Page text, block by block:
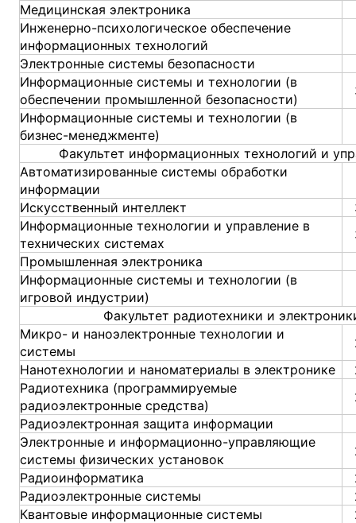
Медицинская электроника
Инженерно-психологическое обеспечение
информационных технологий
Электронные системы безопасности
Информационные системы и технологии (в
обеспечении промышленной безопасности)
Информационные системы и технологии (в
бизнес-менеджменте)
Факультет информационных технологий и
Автоматизированные системы обработки
информации
Искусственный интеллект
Информационные технологии и управление в
технических системах
Промышленная электроника
Информационные системы и технологии (в
игровой индустрии)
Факультет радиотехники и
Микро- и наноэлектронные технологии и
системы
Нанотехнологии и наноматериалы в электронике
Радиотехника (программируемые
радиоэлектронные средства)
Радиоэлектронная защита информации
Электронные и информационно-управляющие
системы физических установок
Радиоинформатика
Радиоэлектронные системы
Квантовые информационные системы